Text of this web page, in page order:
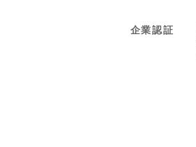
企業認証